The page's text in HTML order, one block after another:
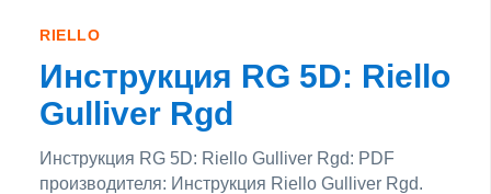
RIELLO
Инструкция RG 5D: Riello
Gulliver Rgd
Инструкция RG 5D: Riello Gulliver Rgd: PDF
производителя: Инструкция Riello Gulliver Rgd.